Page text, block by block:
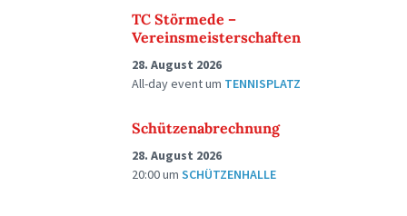
TC Störmede –
Vereinsmeisterschaften
28. August 2026
All-day eventum TENNISPLATZ
Schützenabrechnung
28. August 2026
20:00um SCHÜTZENHALLE